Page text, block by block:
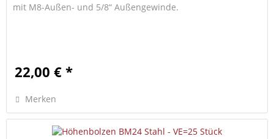
mit M8-Außen- und 5/8“ Außengewinde.
22,00 € *
Merken